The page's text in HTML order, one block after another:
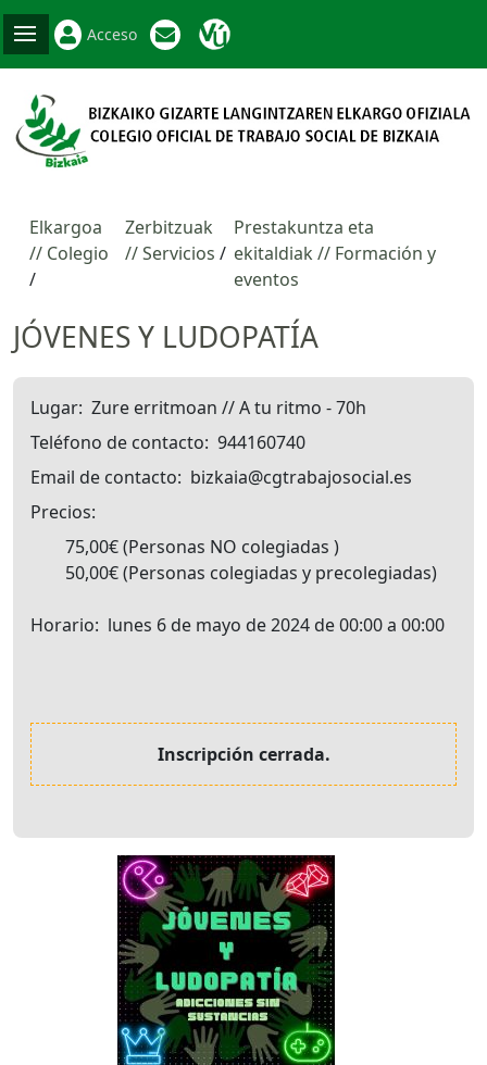
Acceso
Elkargoa
// Colegio
Zerbitzuak
// Servicios
Prestakuntza eta
ekitaldiak // Formación y
eventos
JÓVENES Y LUDOPATÍA
Lugar Zure erritmoan // A tu ritmo - 70h
Teléfono de contacto 944160740
Email de contacto
bizkaia@cgtrabajosocial.es
Precios
75,00€ Personas NO colegiadas
50,00€ Personas colegiadas y precolegiadas
Horario lunes 6 de mayo de 2024 de 00:00 a 00:00
Inscripción cerrada.